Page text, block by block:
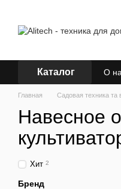
Каталог О
Главная Садовая техника та
Навесное
Хит 2
Бренд